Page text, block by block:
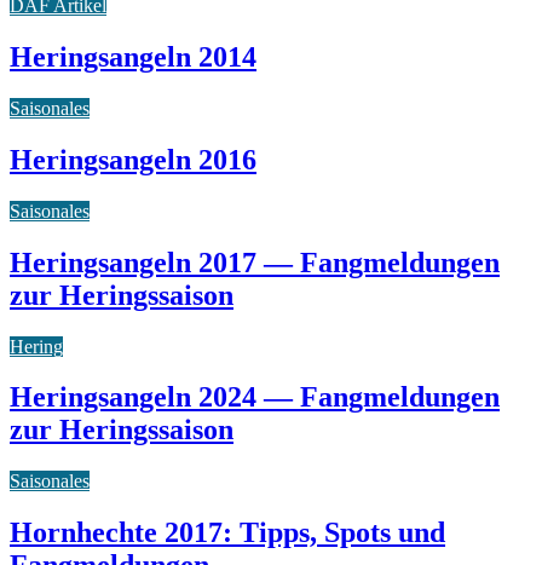
DAF Artikel
Heringsangeln 2014
Saisonales
Heringsangeln 2016
Saisonales
Heringsangeln 2017 — Fangmeldungen
zur Heringssaison
Hering
Heringsangeln 2024 — Fangmeldungen
zur Heringssaison
Saisonales
Hornhechte 2017: Tipps, Spots und